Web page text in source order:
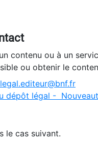
contenu ou à un
ou obtenir le
dépôt légal -
le cas suivant.